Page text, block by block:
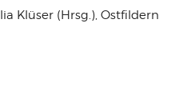
Klüser (Hrsg.), Ostfildern